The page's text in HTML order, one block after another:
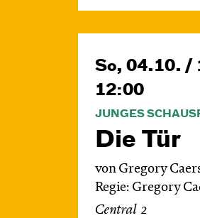
So, 04.10. /
12:00
JUNGES
Die Tür
von Gregory
Regie: Gregory
Central 2